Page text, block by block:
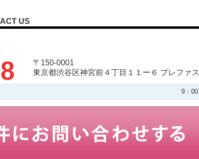
US
〒150-0001
東京都渋谷区神宮前４丁目１１ー６ プレファ
9：